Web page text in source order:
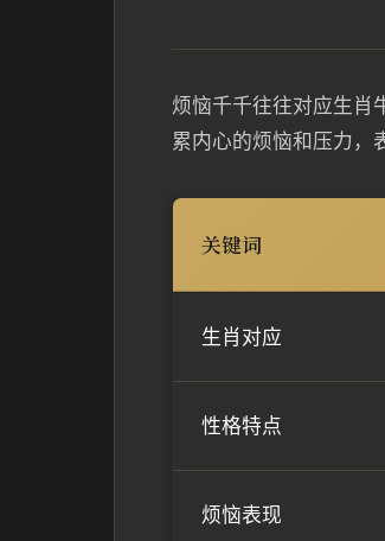
烦恼千千往往对应生肖
累内心的烦恼和压力，
关键词
生肖对应
性格特点
烦恼表现